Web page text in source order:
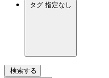
タグ 指定なし
検索する